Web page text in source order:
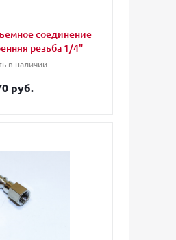
соединение
резьба 1/4"
в наличии
руб.